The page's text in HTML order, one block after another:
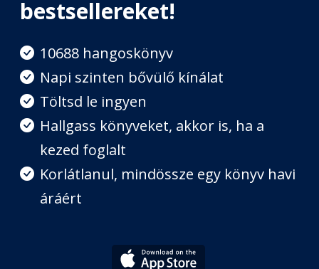
5. A metafora megragad
6. A kommunikátor
„legfélelmetesebb” fegyvere
Fejezet hossza: 00:30:22
II. RÉSZ: ÉPÍTSÜK FEL A TÖRTÉNET
három felvonásban
Fejezet hossza: 00:47:44
Fejezet hossza: 00:29:20
bestsellereket!
10688 hangoskönyv
Napi szinten bővülő kínálat
Töltsd le ingyen
Hallgass könyveket, akkor is, ha a
kezed foglalt
Korlátlanul, mindössze egy könyv havi
áráért